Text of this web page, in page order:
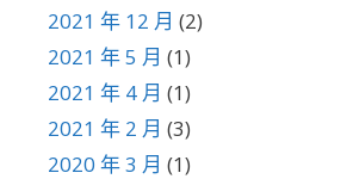
2021 年 12 月 (2)
2021 年 5 月 (1)
2021 年 4 月 (1)
2021 年 2 月 (3)
2020 年 3 月 (1)